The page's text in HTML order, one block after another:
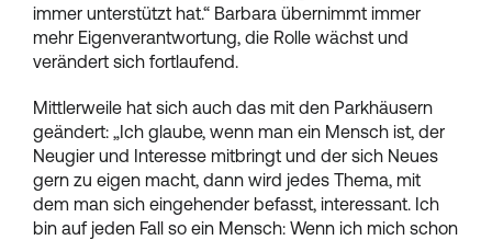
immer unterstützt hat.“ Barbara übernimmt immer
mehr Eigenverantwortung, die Rolle wächst und
verändert sich fortlaufend.
Mittlerweile hat sich auch das mit den Parkhäusern
geändert: „Ich glaube, wenn man ein Mensch ist, der
Neugier und Interesse mitbringt und der sich Neues
gern zu eigen macht, dann wird jedes Thema, mit
dem man sich eingehender befasst, interessant. Ich
bin auf jeden Fall so ein Mensch: Wenn ich mich schon